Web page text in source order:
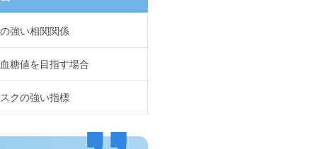
強い相関関係
糖値を目指す場合
クの強い指標